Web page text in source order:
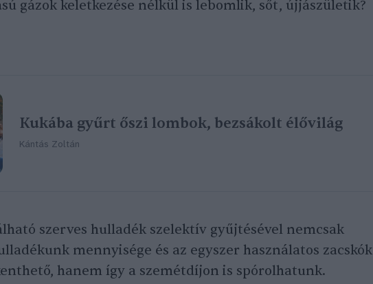
gázok keletkezése nélkül is lebomlik, sőt, újjászületik?
Kukába gyűrt őszi lombok, bezsákolt élővilág
Kántás Zoltán
szerves hulladék szelektív gyűjtésével nemcsak
mennyisége és az egyszer használatos zacskók
hanem így a szemétdíjon is spórolhatunk.